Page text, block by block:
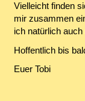
Vielleicht finden
mir zusammen
ich natürlich
Hoffentlich bis
Euer Tobi